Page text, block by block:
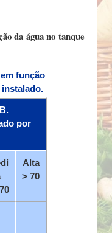
da água no tanque
função
por
Alta
> 70